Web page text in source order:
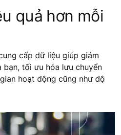
quả hơn mỗi
cấp dữ liệu giúp giảm
tối ưu hóa lưu chuyển
hoạt động cũng như độ